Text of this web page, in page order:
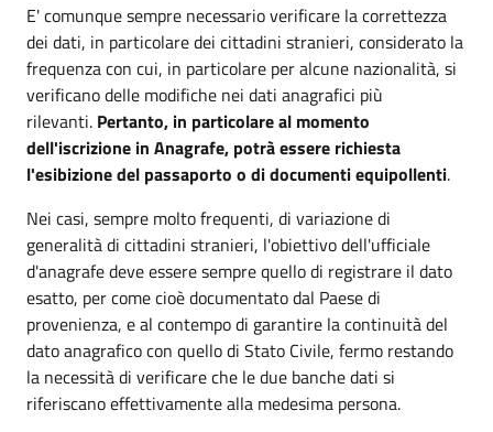
E' comunque sempre necessario verificare la correttezza
dei dati, in particolare dei cittadini stranieri, considerato la
frequenza con cui, in particolare per alcune nazionalità, si
verificano delle modifiche nei dati anagrafici più
rilevanti. Pertanto, in particolare al momento
dell'iscrizione in Anagrafe, potrà essere richiesta
l'esibizione del passaporto o di documenti equipollenti.
Nei casi, sempre molto frequenti, di variazione di
generalità di cittadini stranieri, l'obiettivo dell'ufficiale
d'anagrafe deve essere sempre quello di registrare il dato
esatto, per come cioè documentato dal Paese di
provenienza, e al contempo di garantire la continuità del
dato anagrafico con quello di Stato Civile, fermo restando
la necessità di verificare che le due banche dati si
riferiscano effettivamente alla medesima persona.